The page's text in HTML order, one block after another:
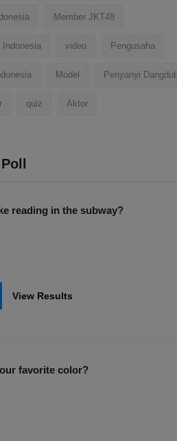
Member JKT48
Indonesia video Pengusaha
Model Penyanyi Dangdut
quiz Aktor
reading in the subway?
View Results
favorite color?